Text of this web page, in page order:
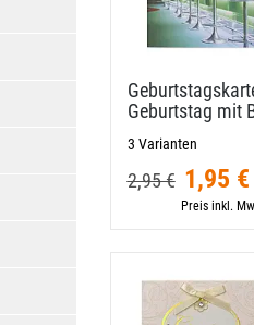
Geburtstag mit
3 Varianten
2,95 € 1,95 €
Preis inkl.